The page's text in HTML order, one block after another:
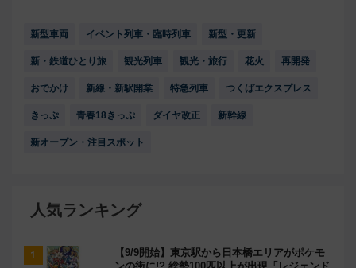
新型車両 イベント列車・臨時列車 新型・更新
新・鉄道ひとり旅 観光列車 観光・旅行 花火 再開発
おでかけ 新線・新駅開業 特急列車 つくばエクスプレス
きっぷ 青春18きっぷ ダイヤ改正 新幹線
新オープン・注目スポット
人気ランキング
【9/9開始】東京駅から日本橋エリアがポケモ